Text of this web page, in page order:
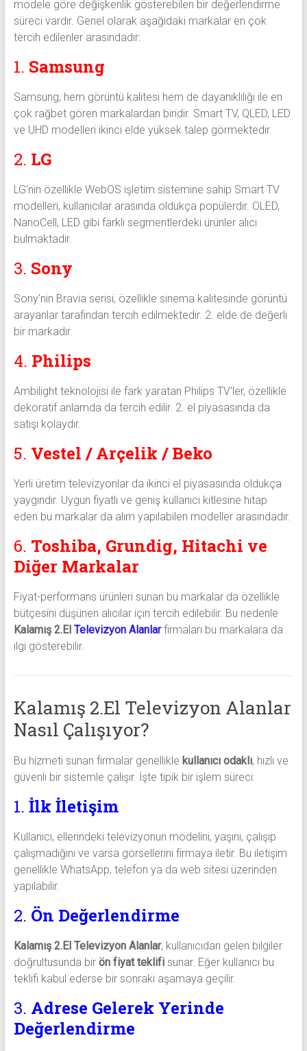
modele göre değişkenlik gösterebilen bir değerlendirme
süreci vardır. Genel olarak aşağıdaki markalar en çok
tercih edilenler arasındadır:
1. Samsung
Samsung, hem görüntü kalitesi hem de dayanıklılığı ile en
çok rağbet gören markalardan biridir. Smart TV, QLED, LED
ve UHD modelleri ikinci elde yüksek talep görmektedir.
2. LG
LG’nin özellikle WebOS işletim sistemine sahip Smart TV
modelleri, kullanıcılar arasında oldukça popülerdir. OLED,
NanoCell, LED gibi farklı segmentlerdeki ürünler alıcı
bulmaktadır.
3. Sony
Sony’nin Bravia serisi, özellikle sinema kalitesinde görüntü
arayanlar tarafından tercih edilmektedir. 2. elde de değerli
bir markadır.
4. Philips
Ambilight teknolojisi ile fark yaratan Philips TV’ler, özellikle
dekoratif anlamda da tercih edilir. 2. el piyasasında da
satışı kolaydır.
5. Vestel / Arçelik / Beko
Yerli üretim televizyonlar da ikinci el piyasasında oldukça
yaygındır. Uygun fiyatlı ve geniş kullanıcı kitlesine hitap
eden bu markalar da alım yapılabilen modeller arasındadır.
6. Toshiba, Grundig, Hitachi ve
Diğer Markalar
Fiyat-performans ürünleri sunan bu markalar da özellikle
bütçesini düşünen alıcılar için tercih edilebilir. Bu nedenle
Kalamış 2.El Televizyon Alanlarfirmaları bu markalara da
ilgi gösterebilir.
Kalamış 2.El Televizyon Alanlar
Nasıl Çalışıyor?
Bu hizmeti sunan firmalar genellikle kullanıcı odaklı, hızlı ve
güvenli bir sistemle çalışır. İşte tipik bir işlem süreci:
1. İlk İletişim
Kullanıcı, ellerindeki televizyonun modelini, yaşını, çalışıp
çalışmadığını ve varsa görsellerini firmaya iletir. Bu iletişim
genellikle WhatsApp, telefon ya da web sitesi üzerinden
yapılabilir.
2. Ön Değerlendirme
Kalamış 2.El Televizyon Alanlar, kullanıcıdan gelen bilgiler
doğrultusunda bir ön fiyat teklifisunar. Eğer kullanıcı bu
teklifi kabul ederse bir sonraki aşamaya geçilir.
3. Adrese Gelerek Yerinde
Değerlendirme